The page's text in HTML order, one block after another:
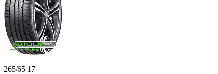
265/65 17